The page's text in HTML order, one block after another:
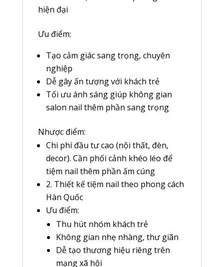
hiện đại
Ưu điểm:
Tạo cảm giác sang trọng, chuyên
nghiệp
Dễ gây ấn tượng với khách trẻ
Tối ưu ánh sáng giúp không gian
salon nail thêm phần sang trọng
Nhược điểm:
Chi phí đầu tư cao (nội thất, đèn,
decor). Cần phối cảnh khéo léo để
tiệm nail thêm phần ấm cúng
2. Thiết kế tiệm nail theo phong cách
Hàn Quốc
Ưu điểm:
Thu hút nhóm khách trẻ
Không gian nhẹ nhàng, thư giãn
Dễ tạo thương hiệu riêng trên
mạng xã hội